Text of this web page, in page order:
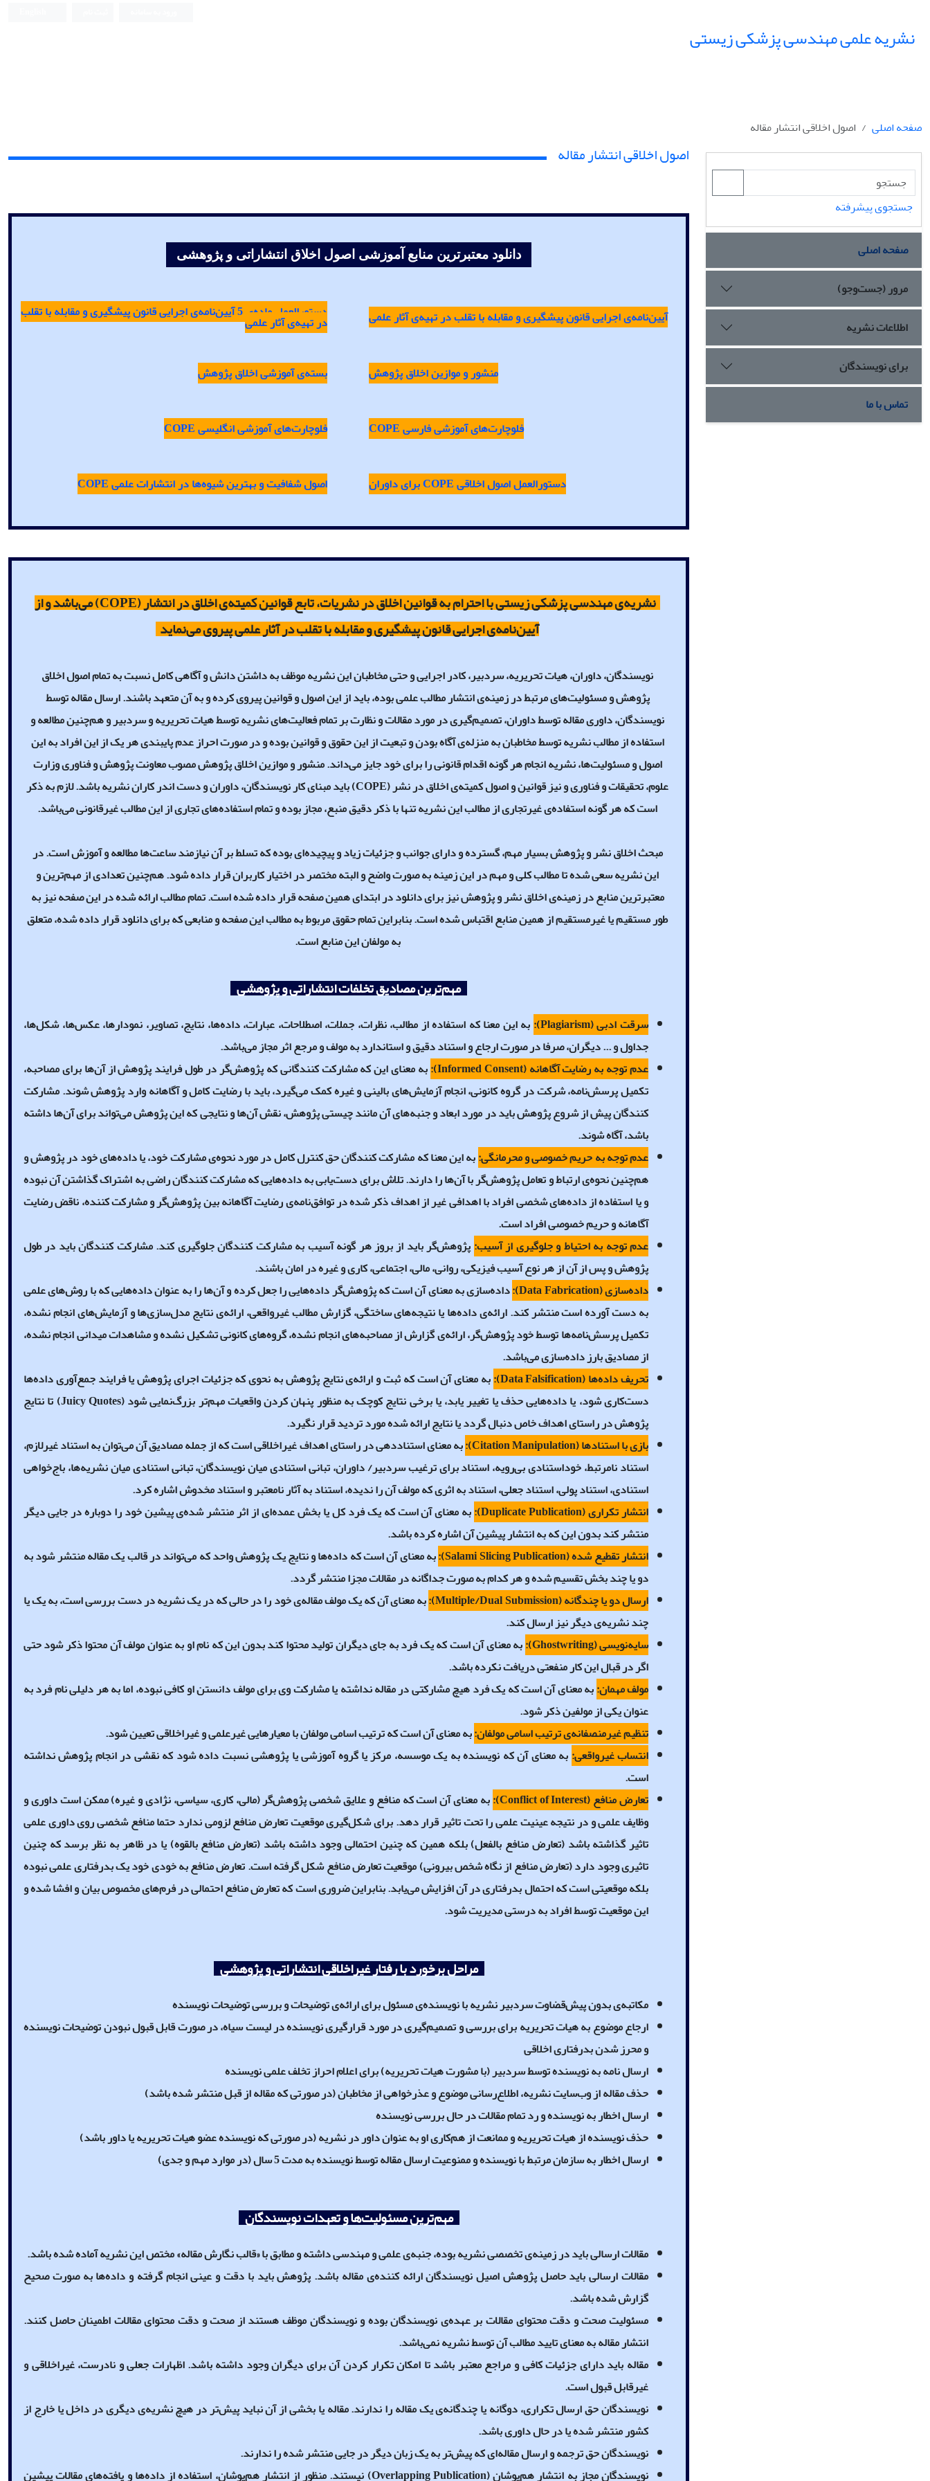
نشریه علمی مهندسی پزشکی زیستی
صفحه اصلی اصول اخلاقی انتشار مقاله
جستجوی پیشرفته
صفحه اصلی
مرور (جست‌وجو)
اطلاعات نشریه
برای نویسندگان
تماس با ما
اصول اخلاقی انتشار مقاله
دانلود معتبرترین منابع آموزشی اصول اخلاق انتشاراتی و پژوهشی
آیین‌نامه‌یاجراییقانونپیشگیریومقابلهباتقلبدرتهیه‌یآثارعلمی دستورالعمل ماده‌ی 5آیین‌نامه‌یاجراییقانونپیشگیریومقابلهباتقلب
درتهیه‌یآثارعلمی
منشوروموازیناخلاقپژوهش بسته‌یآموزشیاخلاقپژوهش
فلوچارت‌هایآموزشیفارسیCOPE فلوچارت‌هایآموزشیانگلیسیCOPE
دستورالعملاصولاخلاقیCOPEبرایداوران اصولشفافیتوبهترینشیوه‌هادرانتشاراتعلمیCOPE
نشریه‌ی مهندسی پزشکی زیستی با احترام به قوانین اخلاق در نشریات، تابع قوانین کمیته‌ی اخلاق در انتشار (COPE) می‌باشد و از
آیین‌نامه‌ی اجرایی قانون پیشگیری و مقابله با تقلب در آثار علمی پیروی می‌نماید
نویسندگان، داوران، هیات تحریریه، سردبیر، کادر اجرایی و حتی مخاطبان این نشریه موظف به داشتن دانش و آگاهی کامل نسبت به تمام اصول اخلاق
پژوهش و مسئولیت‌های مرتبط در زمینه‌ی انتشار مطالب علمی بوده، باید از این اصول و قوانین پیروی کرده و به آن متعهد باشند. ارسال مقاله توسط
نویسندگان، داوری مقاله توسط داوران، تصمیم‌گیری در مورد مقالات و نظارت بر تمام فعالیت‌های نشریه توسط هیات تحریریه و سردبیر و هم‌چنین مطالعه و
استفاده از مطالب نشریه توسط مخاطبان به منزله‌ی آگاه بودن و تبعیت از این حقوق و قوانین بوده و در صورت احراز عدم پایبندی هر یک از این افراد به این
اصول و مسئولیت‌ها، نشریه انجام هر گونه اقدام قانونی را برای خود جایز می‌داند. منشور و موازین اخلاق پژوهش مصوب معاونت پژوهش و فناوری وزارت
علوم، تحقیقات و فناوری و نیز قوانین و اصول کمیته‌ی اخلاق در نشر (COPE) باید مبنای کار نویسندگان، داوران و دست اندر کاران نشریه باشد. لازم به ذکر
است که هر گونه استفاده‌ی غیرتجاری از مطالب این نشریه تنها با ذکر دقیق منبع، مجاز بوده و تمام استفاده‌های تجاری از این مطالب غیرقانونی می‌باشد.
مبحث اخلاق نشر و پژوهش بسیار مهم، گسترده و دارای جوانب و جزئیات زیاد و پیچیده‌ای بوده که تسلط بر آن نیازمند ساعت‌ها مطالعه و آموزش است. در
این نشریه سعی شده تا مطالب کلی و مهم در این زمینه به صورت واضح و البته مختصر در اختیار کاربران قرار داده شود. هم‌چنین تعدادی از مهم‌ترین و
معتبرترین منابع در زمینه‌ی اخلاق نشر و پژوهش نیز برای دانلود در ابتدای همین صفحه قرار داده شده است. تمام مطالب ارائه شده در این صفحه نیز به
طور مستقیم یا غیرمستقیم از همین منابع اقتباس شده است. بنابراین تمام حقوق مربوط به مطالب این صفحه و منابعی که برای دانلود قرار داده شده، متعلق
به مولفان این منابع است.
مهم‌ترین مصادیق تخلفات انتشاراتی و پژوهشی
سرقت ادبی (Plagiarism
): به این معنا که استفاده از مطالب، نظرات، جملات، اصطلاحات، عبارات، داده‌ها، نتایج، تصاویر، نمودارها، عکس‌ها، شکل‌ها،
جداول و ... دیگران، صرفا در صورت ارجاع و استناد دقیق و استاندارد به مولف و مرجع اثر مجاز می‌باشد.
عدم توجه به رضایت آگاهانه (Informed Consent
):به معنای این که مشارکت کنندگانی که پژوهش‌گر در طول فرایند پژوهش از آن‌ها برای مصاحبه،
تکمیل پرسش‌نامه، شرکت در گروه کانونی، انجام آزمایش‌های بالینی و غیره کمک می‌گیرد، باید با رضایت کامل و آگاهانه وارد پژوهش شوند. مشارکت
کنندگان پیش از شروع پژوهش باید در مورد ابعاد و جنبه‌های آن مانند چیستی پژوهش، نقش آن‌ها و نتایجی که این پژوهش می‌تواند برای آن‌ها داشته
باشد، آگاه شوند.
عدم توجه به حریم خصوصی و محرمانگی:به این معنا که مشارکت کنندگان حق کنترل کامل در مورد نحوه‌ی مشارکت خود، یا داده‌های خود در پژوهش و
هم‌چنین نحوه‌ی ارتباط و تعامل پژوهش‌گر با آن‌ها را دارند. تلاش برای دست‌یابی به داده‌هایی که مشارکت کنندگان راضی به اشتراک گذاشتن آن نبوده
و یا استفاده از داده‌های شخصی افراد با اهدافی غیر از اهداف ذکر شده در توافق‌نامه‌ی رضایت آگاهانه بین پژوهش‌گر و مشارکت کننده، ناقض رضایت
آگاهانه و حریم خصوصی افراد است.
عدم توجه به احتیاط و جلوگیری از آسیب:پژوهش‌گر باید از بروز هر گونه آسیب به مشارکت کنندگان جلوگیری کند. مشارکت کنندگان باید در طول
پژوهش و پس از آن از هر نوع آسیب فیزیکی، روانی، مالی، اجتماعی، کاری و غیره در امان باشند.
داده‌سازی (Data Fabrication
):داده‌سازی به معنای آن است که پژوهش‌گر داده‌هایی را جعل کرده و آن‌ها را به عنوان داده‌هایی که با روش‌های علمی
به دست آورده است منتشر کند. ارائه‌ی داده‌ها یا نتیجه‌های ساختگی، گزارش مطالب غیرواقعی، ارائه‌ی نتایج مدل‌سازی‌ها و آزمایش‌های انجام نشده،
تکمیل پرسش‌نامه‌ها توسط خود پژوهش‌گر، ارائه‌ی گزارش از مصاحبه‌های انجام نشده، گروه‌های کانونی تشکیل نشده و مشاهدات میدانی انجام نشده،
از مصادیق بارز داده‌سازی می‌باشد.
تحریف داده‌ها (Data Falsification
):به معنای آن است که ثبت و ارائه‌ی نتایج پژوهش به نحوی که جزئیات اجرای پژوهش یا فرایند جمع‌آوری داده‌ها
دست‌کاری شود، یا داده‌هایی حذف یا تغییر یابد، یا برخی نتایج کوچک به منظور پنهان کردن واقعیات مهم‌تر بزرگ‌نمایی شود (Juicy Quotes) تا نتایج
پژوهش در راستای اهداف خاص دنبال گردد یا نتایج ارائه شده مورد تردید قرار نگیرد.
بازی‌ با استنادها (Citation Manipulation
):به معنای استناددهی در راستای اهداف غیراخلاقی است که از جمله مصادیق آن می‌توان به استناد غیرلازم،
استناد نامرتبط، خوداستنادی بی‌رویه، استناد برای ترغیب سردبیر/ داوران، تبانی استنادی میان نویسندگان، تبانی استنادی میان نشریه‌ها، باج‌خواهی
استنادی، استناد پولی، استناد جعلی، استناد به اثری که مولف آن را ندیده، استناد به آثار نامعتبر و استناد مخدوش اشاره کرد.
انتشار تکراری (Duplicate Publication
):به معنای آن است که یک فرد کل یا بخش عمده‌ای از اثر منتشر شده‌ی پیشین خود را دوباره در جایی دیگر
منتشر کند بدون این که به انتشار پیشین آن اشاره کرده باشد.
انتشار تقطیع شده (Salami Slicing Publication
):به معنای آن است که داده‌ها و نتایج یک پژوهش واحد که می‌تواند در قالب یک مقاله منتشر شود به
دو یا چند بخش تقسیم شده و هر کدام به صورت جداگانه در مقالات مجزا منتشر گردد.
ارسال دو یا چندگانه (Multiple/Dual Submission
):به معنای آن که یک مولف مقاله‌‌ی خود را در حالی که در یک نشریه در دست بررسی است، به یک یا
چند نشریه‌ی دیگر نیز ارسال کند.
سایه‌نویسی (Ghostwriting
):به معنای آن است که یک فرد به جای دیگران تولید محتوا کند بدون این که نام او به عنوان مولف آن محتوا ذکر شود حتی
اگر در قبال این کار منفعتی دریافت نکرده باشد.
مولف مهمان:به معنای آن است که یک فرد هیچ مشارکتی در مقاله نداشته یا مشارکت وی برای مولف دانستن او کافی نبوده، اما به هر دلیلی نام فرد به
عنوان یکی از مولفین ذکر شود.
تنظیم غیرمنصفانه‌ی ترتیب اسامی مولفان:به معنای آن است که ترتیب اسامی مولفان با معیارهایی غیرعلمی و غیراخلاقی تعیین شود.
انتساب غیرواقعی: به معنای آن که نویسنده به یک موسسه، مرکز یا گروه آموزشی یا پژوهشی نسبت داده شود که نقشی در انجام پژوهش نداشته
است.
تعارض منافع (Conflict of Interest
):به معنای آن است که منافع و علایق شخصی پژوهش‌گر (مالی، کاری، سیاسی، نژادی و غیره) ممکن است داوری و
وظایف علمی و در نتیجه عینیت علمی را تحت تاثیر قرار دهد. برای شکل‌گیری موقعیت تعارض منافع لزومی ندارد حتما منافع شخصی روی داوری علمی
تاثیر گذاشته باشد (تعارض منافع بالفعل) بلکه همین که چنین احتمالی وجود داشته باشد (تعارض منافع بالقوه) یا در ظاهر به نظر برسد که چنین
تاثیری وجود دارد (تعارض منافع از نگاه شخص بیرونی) موقعیت تعارض منافع شکل گرفته است. تعارض منافع به خودی خود یک بدرفتاری علمی نبوده
بلکه موقعیتی است که احتمال بدرفتاری در آن افزایش می‌یابد. بنابراین ضروری است که تعارض منافع احتمالی در فرم‌های مخصوص بیان و افشا شده و
این موقعیت توسط افراد به درستی مدیریت شود.
مراحل برخورد با رفتار غیراخلاقی انتشاراتی و پژوهشی
مکاتبه‌ی بدون پیش‌قضاوت سردبیر نشریه با نویسنده‌ی مسئول برای ارائه‌ی توضیحات و بررسی توضیحات نویسنده
ارجاع موضوع به هیات تحریریه برای بررسی و تصمیم‌گیری در مورد قرارگیری نویسنده در لیست سیاه، در صورت قابل قبول نبودن توضیحات نویسنده
و محرز شدن بدرفتاری اخلاقی
ارسال نامه به نویسنده توسط سردبیر (با مشورت هیات تحریریه) برای اعلام احراز تخلف علمی نویسنده
حذف مقاله از وب‌سایت نشریه، اطلاع‌رسانی موضوع و عذرخواهی از مخاطبان (در صورتی که مقاله از قبل منتشر شده باشد)
ارسال اخطار به نویسنده و رد تمام مقالات در حال بررسی نویسنده
حذف نویسنده از هیات تحریریه و ممانعت از هم‌کاری او به عنوان داور در نشریه (در صورتی که نویسنده عضو هیات تحریریه یا داور باشد)
ارسال اخطار به سازمان مرتبط با نویسنده و ممنوعیت ارسال مقاله توسط نویسنده به مدت 5 سال (در موارد مهم و جدی)
مهم‌ترین مسئولیت‌ها و تعهدات نویسندگان
مقالات ارسالی باید در زمینه‌ی­ تخصصی نشریه بوده، جنبه‌ی علمی و مهندسی داشته و مطابق با «قالب نگارش مقاله» مختص این نشریه آماده شده باشد.
مقالات ارسالی باید حاصل پژوهش اصیل نویسندگان ارائه کننده‌ی مقاله باشد. پژوهش باید با دقت و عینی انجام گرفته و داده‌ها به صورت صحیح
گزارش شده باشد.
مسئولیت صحت و دقت محتوای مقالات بر عهده‌ی نویسندگان بوده و نویسندگان موظف هستند از صحت و دقت محتوای مقالات اطمینان حاصل کنند.
انتشار مقاله به معنای تایید مطالب آن توسط نشریه نمی‌باشد.
مقاله باید دارای جزئیات کافی و مراجع معتبر باشد تا امکان تکرار کردن آن برای دیگران وجود داشته باشد. اظهارات جعلی و نادرست، غیراخلاقی و
غیرقابل قبول است.
نویسندگان حق ارسال تکراری، دوگانه یا چندگانه‌ی یک مقاله را ندارند. مقاله یا بخشی از آن نباید پیش‌تر در هیچ نشریه‌ی دیگری در داخل یا خارج از
کشور منتشر شده یا در حال داوری باشد.
نویسندگان حق ترجمه و ارسال مقاله‌ای که پیش‌تر به یک زبان دیگر در جایی منتشر شده را ندارند.
نویسندگان مجاز به انتشار هم‌پوشان (Overlapping Publication) نیستند. منظور از انتشار هم‌پوشان، استفاده از داده‌ها و یافته‌های مقالات پیشین